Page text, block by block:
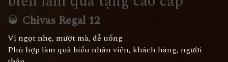
🥃 Chivas Regal 12
Vị ngọt nhẹ, mượt mà, dễ uống
Phù hợp làm quà biếu nhân viên, khách hàng, người